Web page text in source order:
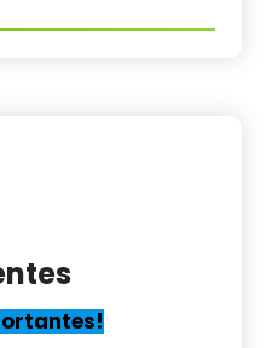
!